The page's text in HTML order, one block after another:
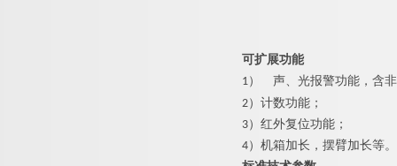
可扩展功能
1）
声、光报警功能，含
2）计数功能；
3）红外复位功能；
4）机箱加长，摆臂加长等。